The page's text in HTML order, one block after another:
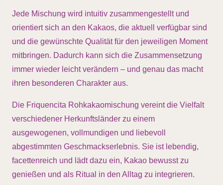
Jede Mischung wird intuitiv zusammengestellt und
orientiert sich an den Kakaos, die aktuell verfügbar sind
und die gewünschte Qualität für den jeweiligen Moment
mitbringen. Dadurch kann sich die Zusammensetzung
immer wieder leicht verändern – und genau das macht
ihren besonderen Charakter aus.
Die Friquencita Rohkakaomischung vereint die Vielfalt
verschiedener Herkunftsländer zu einem
ausgewogenen, vollmundigen und liebevoll
abgestimmten Geschmackserlebnis. Sie ist lebendig,
facettenreich und lädt dazu ein, Kakao bewusst zu
genießen und als Ritual in den Alltag zu integrieren.